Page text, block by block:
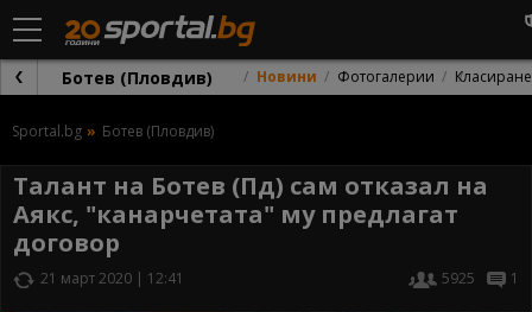
Ботев (Пловдив) Новини Фотогалерии Класиране
Sportal.bg Ботев (Пловдив)
Талант на Ботев (Пд) сам отказал на
Аякс, "канарчетата" му предлагат
договор
21 март 2020 | 12:41 5925 1